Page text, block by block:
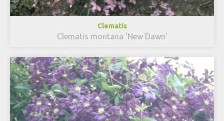
Clematis
Clematis montana 'New Dawn'